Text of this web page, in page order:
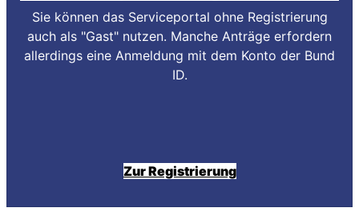
Sie können das Serviceportal ohne Registrierung
auch als "Gast" nutzen. Manche Anträge erfordern
allerdings eine Anmeldung mit dem Konto der Bund
ID.
Zur Registrierung